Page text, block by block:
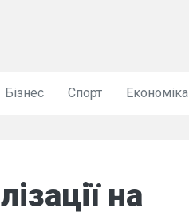
Бізнес Спорт Економіка
на